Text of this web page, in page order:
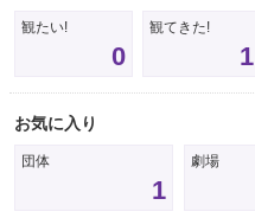
観たい!
0
観てきた!
1
お気に入り
団体
1
劇場